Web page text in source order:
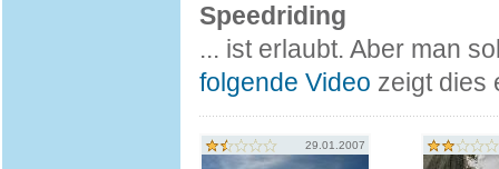
Speedriding
... ist erlaubt. Aber man
folgende Video zeigt dies
29.01.2007